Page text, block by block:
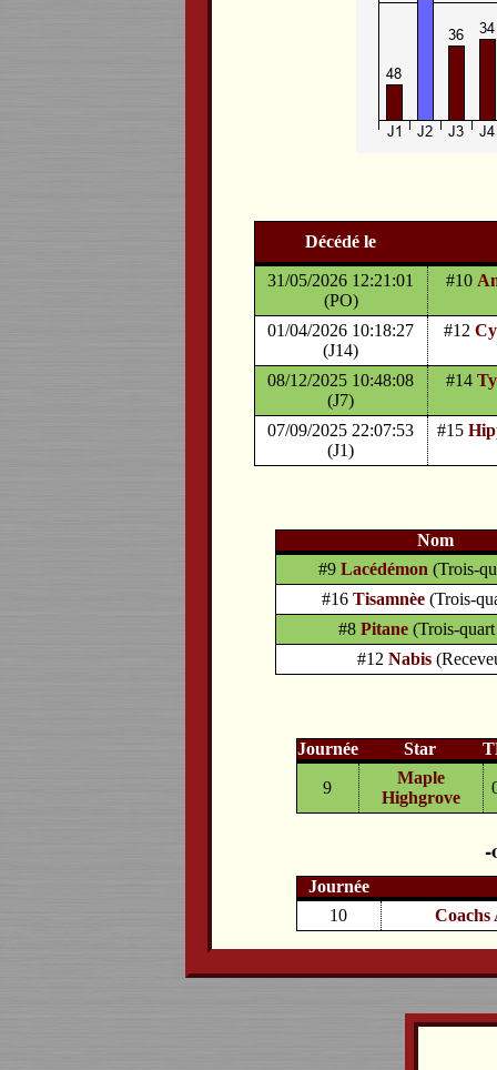
Décédé le
31/05/2026 12:21:01
(PO)
#10
01/04/2026 10:18:27
(J14)
#12
08/12/2025 10:48:08
(J7)
#14
07/09/2025 22:07:53
(J1)
#15
Nom
#9 Lacédémon (Trois-
#16 Tisamnèe (Trois-
#8 Pitane (Trois-
#12Nabis
Journée Star
9
Maple
Highgrove
Journée
10
Coachs